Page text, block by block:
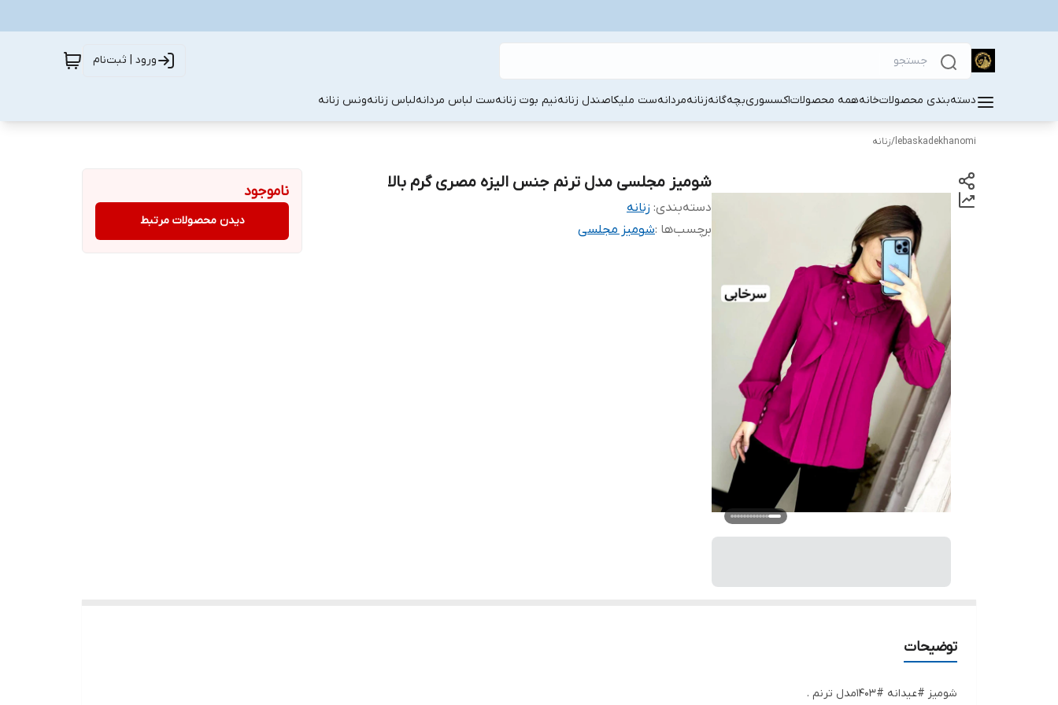
ورود | ثبت‌نام
دسته‌بندی محصولاتخانههمه محصولاتاکسسوریبچه‌گانهزنانهمردانهست ملیکاصندل زنانهنیم بوت زنانهست لباس مردانهلباس زنانهونس زنانه
lebaskadekhanomi
/زنانه
شومیز مجلسی مدل ترنم جنس الیزه مصری گرم بالا
دسته‌بندی: زنانه
برچسب‌ها :شومیز مجلسی
ناموجود
دیدن محصولات مرتبط
توضیحات
شومیز #عیدانه #1403مدل ترنم .